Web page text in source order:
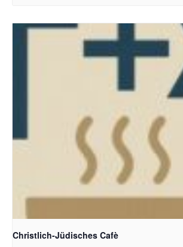
Christlich-Jüdisches Cafè